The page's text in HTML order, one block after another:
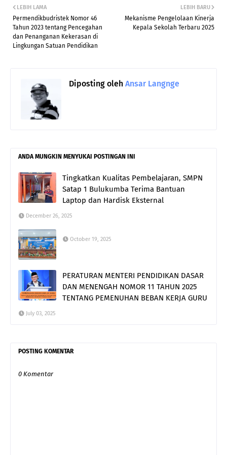
LEBIH BARU
Mekanisme Pengelolaan Kinerja
Kepala Sekolah Terbaru 2025
LEBIH LAMA
Permendikbudristek Nomor 46
Tahun 2023 tentang Pencegahan
dan Penanganan Kekerasan di
Lingkungan Satuan Pendidikan
Diposting oleh Ansar Langnge
ANDA MUNGKIN MENYUKAI POSTINGAN INI
Tingkatkan Kualitas Pembelajaran, SMPN
Satap 1 Bulukumba Terima Bantuan
Laptop dan Hardisk Eksternal
December 26, 2025
October 19, 2025
PERATURAN MENTERI PENDIDIKAN DASAR
DAN MENENGAH NOMOR 11 TAHUN 2025
TENTANG PEMENUHAN BEBAN KERJA GURU
July 03, 2025
POSTING KOMENTAR
0 Komentar